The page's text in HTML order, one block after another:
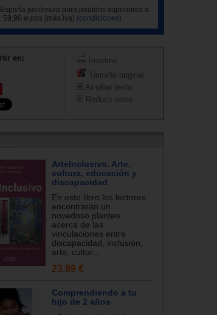
península para pedidos superiores a
59,90 euros (más iva) (condiciones)
en:
Imprimir
Tamaño original
Ampliar texto
Reducir texto
ArteInclusivo. Arte,
cultura, educación y
discapacidad
En este libro los lectores
encontrarán un
novedoso planteo
acerca de las
vinculaciones entre
discapacidad, inclusión,
arte, cultur...
23.99 €
Comprendiendo a tu
hijo de 2 años